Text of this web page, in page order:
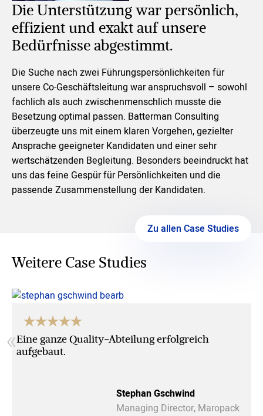
Die Unterstützung war persönlich,
effizient und exakt auf unsere
Bedürfnisse abgestimmt.
Die Suche nach zwei Führungspersönlichkeiten für
unsere Co-Geschäftsleitung war anspruchsvoll – sowohl
fachlich als auch zwischenmenschlich musste die
Besetzung optimal passen. Batterman Consulting
überzeugte uns mit einem klaren Vorgehen, gezielter
Ansprache geeigneter Kandidaten und einer sehr
wertschätzenden Begleitung. Besonders beeindruckt hat
uns das feine Gespür für Persönlichkeiten und die
passende Zusammenstellung der Kandidaten.
Zu allen Case Studies
Weitere Case Studies
«Eine ganze Quality-Abteilung erfolgreich
aufgebaut.
Stephan Gschwind
Managing Director, Maropack